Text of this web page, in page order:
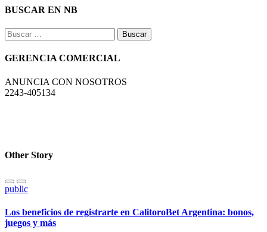
BUSCAR EN NB
Buscar:
GERENCIA COMERCIAL
ANUNCIA CON NOSOTROS
2243-405134
Other Story
public
Los beneficios de registrarte en CalitoroBet Argentina: bonos,
juegos y más